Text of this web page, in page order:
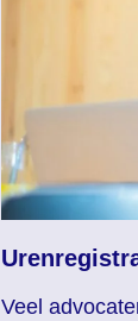
Veel